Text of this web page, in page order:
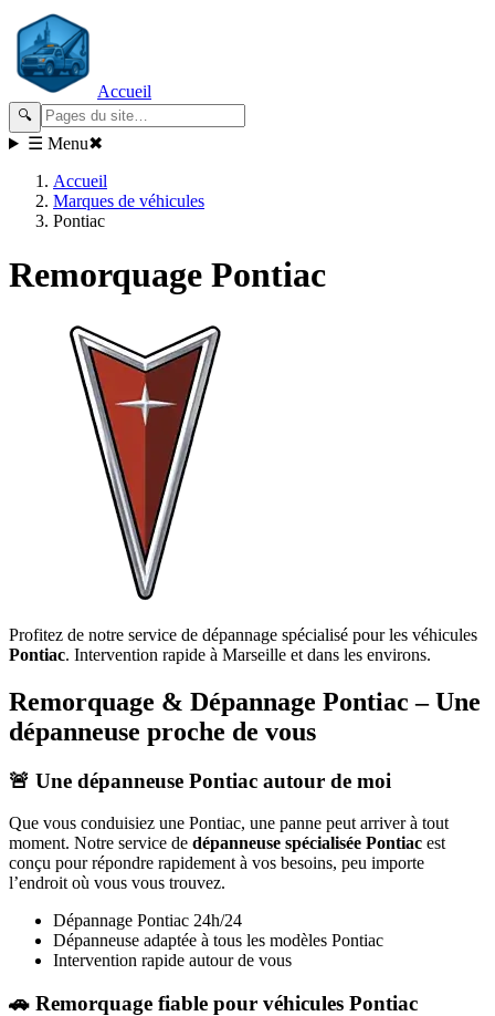
Accueil
🔍
☰ Menu✖
Accueil
Marques de véhicules
Pontiac
Remorquage Pontiac
Profitez de notre service de dépannage spécialisé pour les véhicules
Pontiac. Intervention rapide à Marseille et dans les environs.
Remorquage & Dépannage Pontiac – Une
dépanneuse proche de vous
🚨 Une dépanneuse Pontiac autour de moi
Que vous conduisiez une Pontiac, une panne peut arriver à tout
moment. Notre service de dépanneuse spécialisée Pontiac est
conçu pour répondre rapidement à vos besoins, peu importe
l’endroit où vous vous trouvez.
Dépannage Pontiac 24h/24
Dépanneuse adaptée à tous les modèles Pontiac
Intervention rapide autour de vous
🚗 Remorquage fiable pour véhicules Pontiac